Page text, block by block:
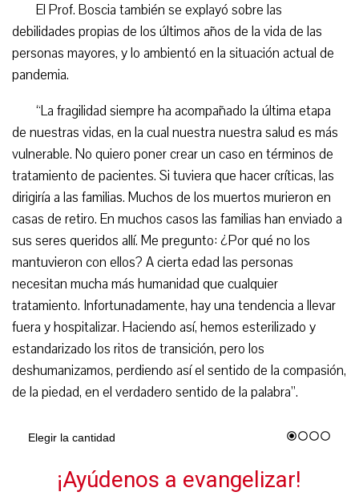
El Prof. Boscia también se explayó sobre las
debilidades propias de los últimos años de la vida de las
personas mayores, y lo ambientó en la situación actual de
pandemia.
“La fragilidad siempre ha acompañado la última etapa
de nuestras vidas, en la cual nuestra nuestra salud es más
vulnerable. No quiero ponercrear un caso en términos de
tratamiento de pacientes. Si tuviera que hacercríticas, las
dirigiría a las familias. Muchos de los muertos murieron en
casas de retiro. En muchos casos las familias han enviado a
sus seres queridos allí. Me pregunto: ¿Por qué no los
mantuvieron con ellos? A cierta edad las personas
necesitan mucha más humanidad que cualquier
tratamiento. Infortunadamente, hay una tendencia a llevar
fuera y hospitalizar. Haciendo así, hemos esterilizado y
estandarizado los ritos de transición, pero los
deshumanizamos, perdiendo así el sentido de la compasión,
de la piedad, en el verdadero sentido de la palabra”.